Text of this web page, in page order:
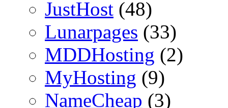
JustHost (48)
Lunarpages (33)
MDDHosting (2)
MyHosting (9)
NameCheap (3)